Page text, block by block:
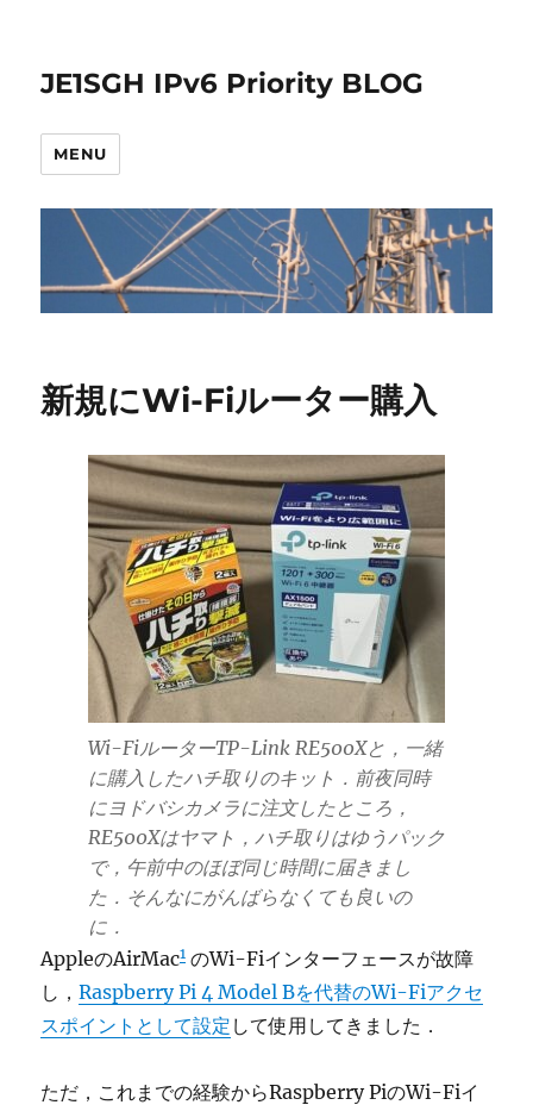
JE1SGH IPv6 Priority BLOG
MENU
新規にWi-Fiルーター購入
Wi-FiルーターTP-Link RE500Xと，一緒
に購入したハチ取りのキット．前夜同時
にヨドバシカメラに注文したところ，
RE500Xはヤマト，ハチ取りはゆうパック
で，午前中のほぼ同じ時間に届きまし
た．そんなにがんばらなくても良いの
に．
AppleのAirMac1 のWi-Fiインターフェースが故障
し，Raspberry Pi 4 Model Bを代替のWi-Fiアクセ
スポイントとして設定 して使用してきました．
ただ，これまでの経験からRaspberry PiのWi-Fiイ